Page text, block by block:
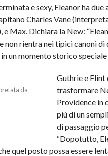
e sexy, Eleanor ha due
Charles Vane
e Max. Dichiara la New:
non rientra nei tipici canoni di
un momento storico speciale
da
Guthrie e Flint
trasformare
Providence in
più di un
di passaggio
“Dopotutto,
quel posto possa essere